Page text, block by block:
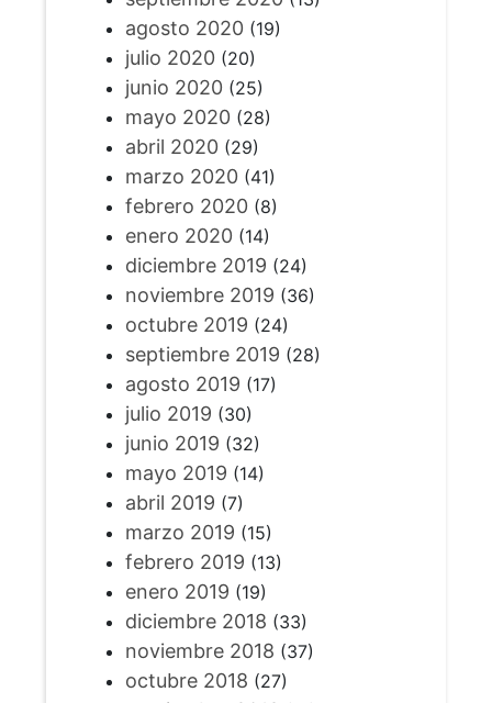
agosto 2020(19)
julio 2020(20)
junio 2020(25)
mayo 2020(28)
abril 2020(29)
marzo 2020(41)
febrero 2020(8)
enero 2020(14)
diciembre 2019 (24)
noviembre 2019 (36)
octubre 2019 (24)
septiembre 2019 (28)
agosto 2019 (17)
julio 2019 (30)
junio 2019 (32)
mayo 2019 (14)
abril 2019 (7)
marzo 2019 (15)
febrero 2019 (13)
enero 2019 (19)
diciembre 2018 (33)
noviembre 2018 (37)
octubre 2018 (27)